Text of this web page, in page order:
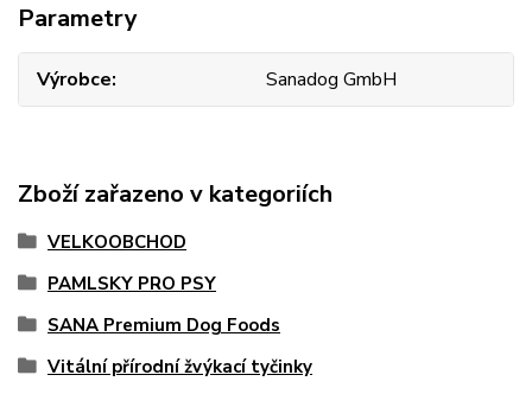
Parametry
Výrobce Sanadog GmbH
Zboží zařazeno v kategoriích
VELKOOBCHOD
PAMLSKY PRO PSY
SANA Premium Dog Foods
Vitální přírodní žvýkací tyčinky